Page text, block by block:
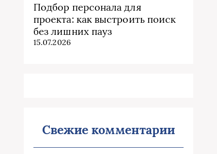
Подбор персонала для
проекта: как выстроить поиск
без лишних пауз
15.07.2026
Свежие комментарии